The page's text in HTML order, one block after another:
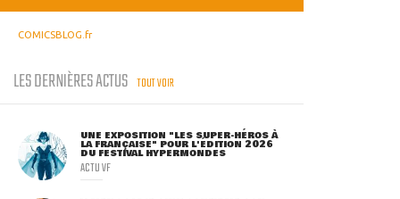
COMICSBLOG.fr
LES DERNIÈRES ACTUS TOUT VOIR
UNE EXPOSITION "LES SUPER-HÉROS À
LA FRANÇAISE" POUR L'ÉDITION 2026
DU FESTIVAL HYPERMONDES
ACTU VF